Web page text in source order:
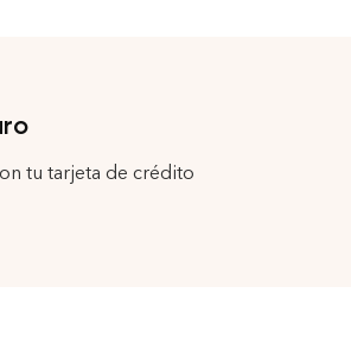
tu tarjeta de crédito